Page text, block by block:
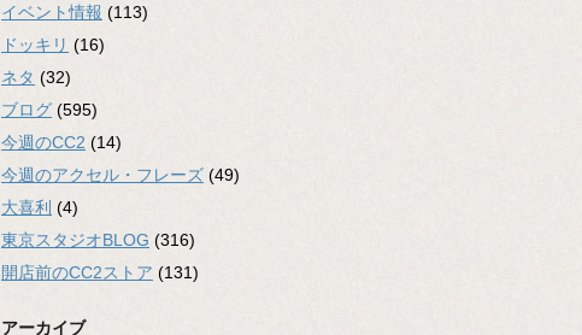
イベント情報 (113)
ドッキリ (16)
ネタ (32)
ブログ (595)
今週のCC2 (14)
今週のアクセル・フレーズ (49)
大喜利 (4)
東京スタジオBLOG (316)
開店前のCC2ストア (131)
アーカイブ